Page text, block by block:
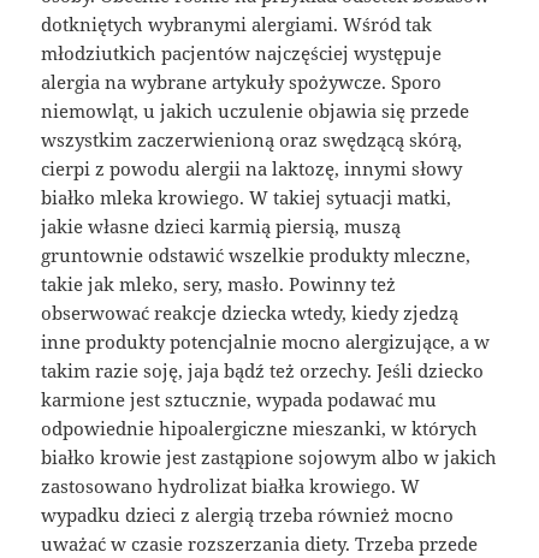
dotkniętych wybranymi alergiami. Wśród tak
młodziutkich pacjentów najczęściej występuje
alergia na wybrane artykuły spożywcze. Sporo
niemowląt, u jakich uczulenie objawia się przede
wszystkim zaczerwienioną oraz swędzącą skórą,
cierpi z powodu alergii na laktozę, innymi słowy
białko mleka krowiego. W takiej sytuacji matki,
jakie własne dzieci karmią piersią, muszą
gruntownie odstawić wszelkie produkty mleczne,
takie jak mleko, sery, masło. Powinny też
obserwować reakcje dziecka wtedy, kiedy zjedzą
inne produkty potencjalnie mocno alergizujące, a w
takim razie soję, jaja bądź też orzechy. Jeśli dziecko
karmione jest sztucznie, wypada podawać mu
odpowiednie hipoalergiczne mieszanki, w których
białko krowie jest zastąpione sojowym albo w jakich
zastosowano hydrolizat białka krowiego. W
wypadku dzieci z alergią trzeba również mocno
uważać w czasie rozszerzania diety. Trzeba przede